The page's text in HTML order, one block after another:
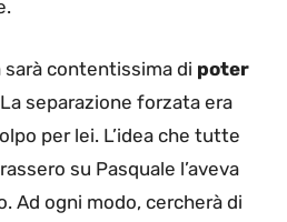
contentissima di poter
separazione forzata era
per lei. L’idea che tutte
su Pasquale l’aveva
Ad ogni modo, cercherà di